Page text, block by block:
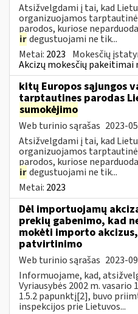
Atsižvelgdami į tai, kad
organizuojamos
parodos, kuriose
irdegustuojami ne tik...
Metai: 2023 Mokesčių
Akcizų mokesčių pakeitimai
kitų Europos sąjungos
tarptautines parodas
sumokėjimo
Web turinio sąrašas 2023-
Atsižvelgdami į tai, kad
organizuojamos
parodos, kuriose
irdegustuojami ne tik...
Metai: 2023
Dėl importuojamų
prekių gabenimo, kad
mokėti importo
patvirtinimo
Web turinio sąrašas 2023-
Informuojame, kad,
Vyriausybės 2002 m. vasario
1.5.2 papunktį[2], buvo
inspekcijos prie Lietuvos...